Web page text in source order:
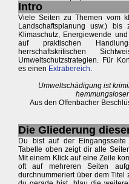
Intro
Viele Seiten zu Themen vom
Landschaftsplanung usw.) bis
Klimaschutz, Energiewende
auf praktischen
herrschaftskritischen
Umweltschutzstrategien. Für
es einen Extrabereich.
Umweltschädigung ist
Aus den Offenbacher
Die Gliederung
Du bist auf der
Tabelle oben zeigt dir alle
Mit einem Klick auf eine Zeile
oft auf mehreren Seiten
durchnummeriert über dem Titel